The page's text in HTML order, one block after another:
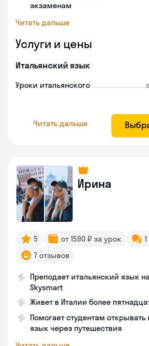
экзаменам
Читать дальше
Услуги и цены
Итальянский язык
Уроки итальянского
Читать дальше
Ирина
5 от 1590 ₽ за урок
7 отзывов
Преподает итальянский язык
Skysmart
Живет в Италии более
Помогает студентам открывать
язык через путешествия